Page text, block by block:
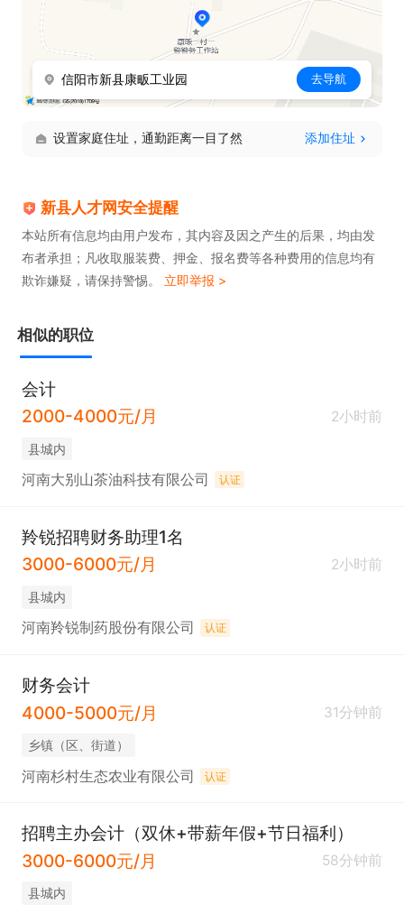
信阳市新县康畈工业园 去导航
设置家庭住址，通勤距离一目了然 添加住址
新县人才网安全提醒
本站所有信息均由用户发布，其内容及因之产生的后果，均由发
布者承担；凡收取服装费、押金、报名费等各种费用的信息均有
欺诈嫌疑，请保持警惕。 立即举报 >
相似的职位
会计
2000-4000元/月
2小时前
县城内
河南大别山茶油科技有限公司 认证
羚锐招聘财务助理1名
3000-6000元/月
2小时前
县城内
河南羚锐制药股份有限公司 认证
财务会计
4000-5000元/月
31分钟前
乡镇（区、街道）
河南杉村生态农业有限公司 认证
招聘主办会计（双休+带薪年假+节日福利）
3000-6000元/月
58分钟前
县城内